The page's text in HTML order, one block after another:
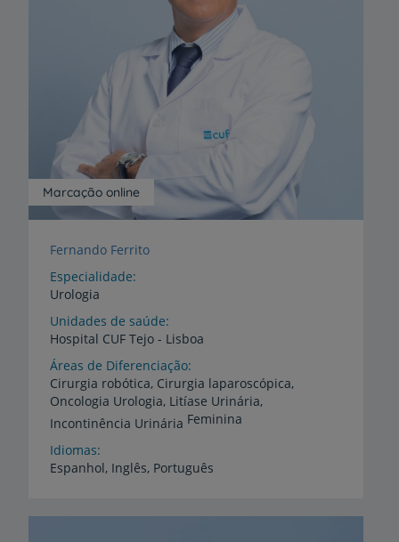
Marcação online
Fernando Ferrito
Especialidade
Urologia
Unidades de saúde
Hospital CUF Tejo - Lisboa
Áreas de Diferenciação
Cirurgia robótica, Cirurgia laparoscópica,
Oncologia Urologia, Litíase Urinária,
Incontinência Urinária Feminina
Idiomas
Espanhol, Inglês, Português